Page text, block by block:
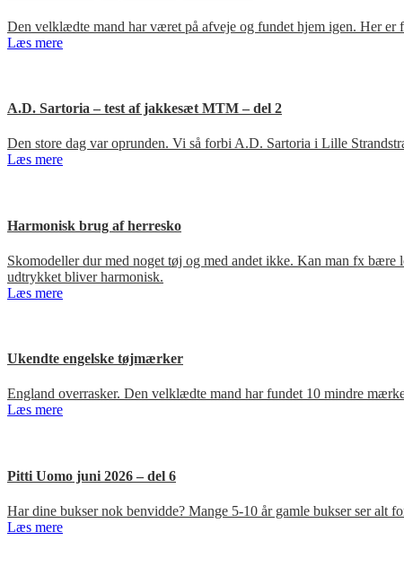
Den velklædte mand har været på afveje og fundet hjem igen. Her er
Læs mere
A.D. Sartoria – test af jakkesæt MTM – del 2
Den store dag var oprunden. Vi så forbi A.D. Sartoria i Lille
Læs mere
Harmonisk brug af herresko
Skomodeller dur med noget tøj og med andet ikke. Kan man fx
udtrykket bliver harmonisk.
Læs mere
Ukendte engelske tøjmærker
England overrasker. Den velklædte mand har fundet 10 mindre
Læs mere
Pitti Uomo juni 2026 – del 6
Har dine bukser nok benvidde? Mange 5-10 år gamle bukser ser alt
Læs mere